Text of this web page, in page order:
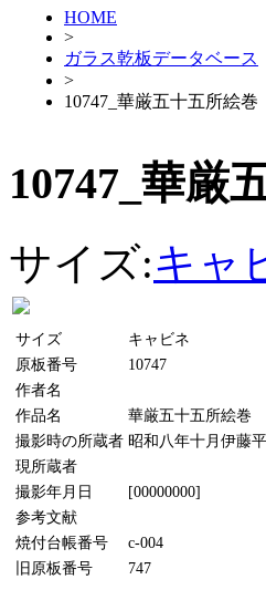
HOME
>
ガラス乾板データベース
>
10747_華厳五十五所絵巻
10747_華厳
サイズ:キャ
サイズ
キャビネ
原板番号
10747
作者名
作品名
華厳五十五所絵巻
撮影時の所蔵者 昭和八年十月伊藤
現所蔵者
撮影年月日
[00000000]
参考文献
焼付台帳番号
c-004
旧原板番号
747